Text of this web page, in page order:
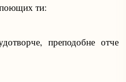
ти:
преподобне отче